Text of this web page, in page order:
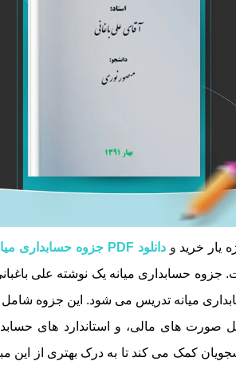
یار خرید ودانلود PDF جزوه حسابداری میانه یک علی باغبانی پی دی اف
جزوه حسابداری میانه یک نوشته علی
میانه تدریس می‌ شود. این جزوه
صورت‌ های مالی، و استاندارد های
کمک می‌ کند تا به درک بهتری از این